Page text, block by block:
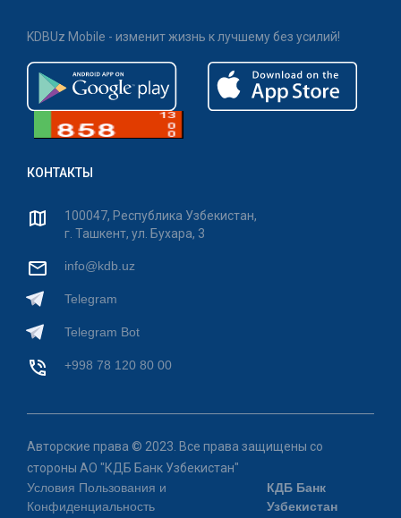
KDBUz Mobile - изменит жизнь к лучшему без усилий!
КОНТАКТЫ
100047, Республика Узбекистан,
г. Ташкент, ул. Бухара, 3
info@kdb.uz
Telegram
Telegram Bot
+998 78 120 80 00
Авторские права © 2023. Все права защищены со
стороны АО "КДБ Банк Узбекистан"
Условия Пользования и
Конфиденциальность
КДБ Банк
Узбекистан